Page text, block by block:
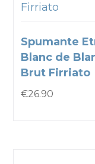
Firriato
Spumante
Blanc de
Brut Firriato
€26.90